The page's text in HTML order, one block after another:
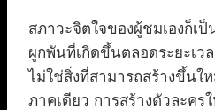
สภาวะจิตใจของผู้ชมเองก็เ
ผูกพันที่เกิดขึ้นตลอดระยะเว
ไม่ใช่สิ่งที่สามารถสร้างขึ้นใ
ภาคเดียว การสร้างตัวละค